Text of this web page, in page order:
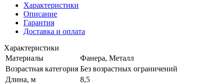
Характеристики
Описание
Гарантия
Доставка и оплата
Характеристики
Материалы
Фанера, Металл
Возрастная категория Без возрастных ограничений
Длина, м
8,5